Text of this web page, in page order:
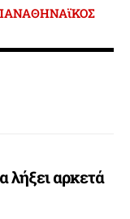
λήξει αρκετά